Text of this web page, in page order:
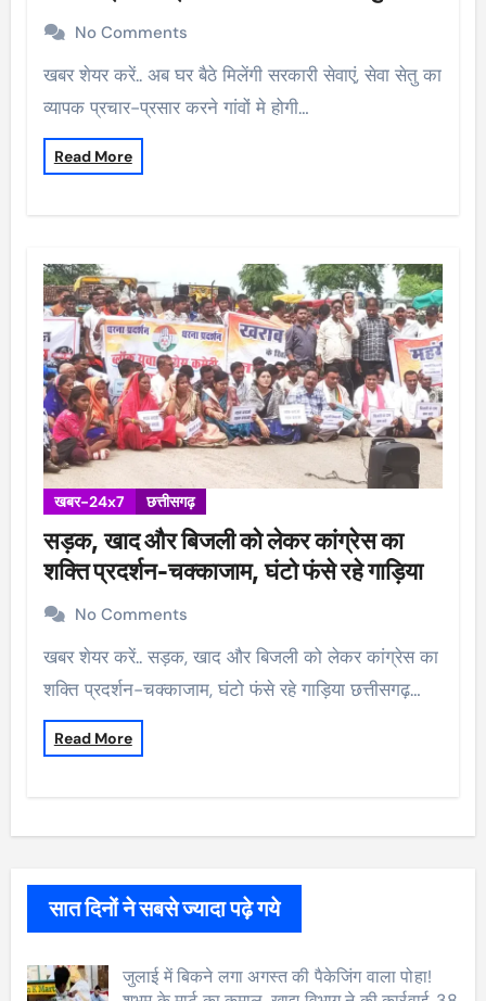
No Comments
खबर शेयर करें.. अब घर बैठे मिलेंगी सरकारी सेवाएं, सेवा सेतु का
व्यापक प्रचार-प्रसार करने गांवों मे होगी…
Read More
खबर-24x7 छत्तीसगढ़
सड़क, खाद और बिजली को लेकर कांग्रेस का
शक्ति प्रदर्शन-चक्काजाम, घंटो फंसे रहे गाड़िया
No Comments
खबर शेयर करें.. सड़क, खाद और बिजली को लेकर कांग्रेस का
शक्ति प्रदर्शन-चक्काजाम, घंटो फंसे रहे गाड़िया छत्तीसगढ़…
Read More
सात दिनों ने सबसे ज्यादा पढ़े गये
जुलाई में बिकने लगा अगस्त की पैकेजिंग वाला पोहा!